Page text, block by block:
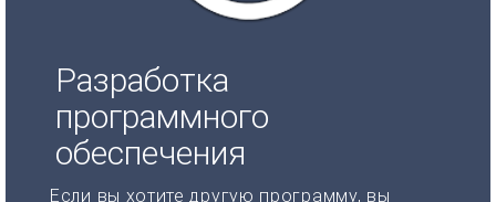
Разработка
программного
обеспечения
Если вы хотите другую программу, вы